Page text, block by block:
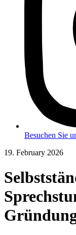
Besuchen Sie
19. February 2026